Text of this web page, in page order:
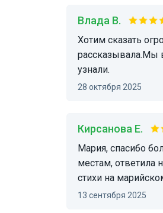
Влада В.
Хотим сказать огромное спасибо экскурсоводу МАРИЯ!Очень интересно, увлекательно
рассказывала.Мы
узнали.
28 октября 2025
Кирсанова Е.
Мария, спасибо большое за экскурсию. Быстро откликнулась, провела по всем интересным
местам, ответила
стихи на
13 сентября 2025